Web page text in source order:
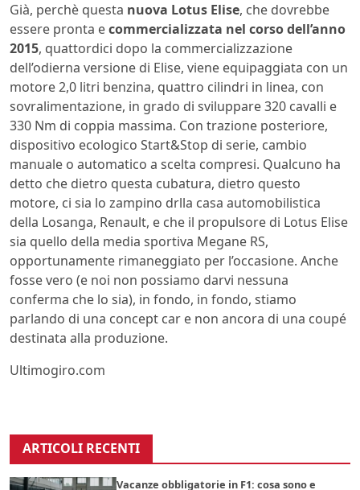
Già, perchè questa nuova Lotus Elise, che dovrebbe
essere pronta ecommercializzata nel corso dell’anno
2015, quattordici dopo la commercializzazione
dell’odierna versione di Elise, viene equipaggiata con un
motore 2,0 litri benzina, quattro cilindri in linea, con
sovralimentazione, in grado di sviluppare 320 cavalli e
330 Nm di coppia massima. Con trazione posteriore,
dispositivo ecologico Start&Stop di serie, cambio
manuale o automatico a scelta compresi. Qualcuno ha
detto che dietro questa cubatura, dietro questo
motore, ci sia lo zampino drlla casa automobilistica
della Losanga, Renault, e che il propulsore di Lotus Elise
sia quello della media sportiva Megane RS,
opportunamente rimaneggiato per l’occasione. Anche
fosse vero (e noi non possiamo darvi nessuna
conferma che lo sia), in fondo, in fondo, stiamo
parlando di una concept car e non ancora di una coupé
destinata alla produzione.
Ultimogiro.com
ARTICOLI RECENTI
Vacanze obbligatorie in F1: cosa sono e